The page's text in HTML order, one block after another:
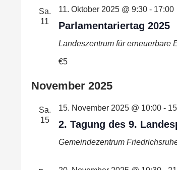
Sa.
11
Parlamentariertag 2025
11. Oktober 2025 @ 9:30- 17:00
Landeszentrum für erneuerbare
€5
November 2025
Sa.
15
2. Tagung des 9.
15. November 2025 @ 10:00-
Gemeindezentrum